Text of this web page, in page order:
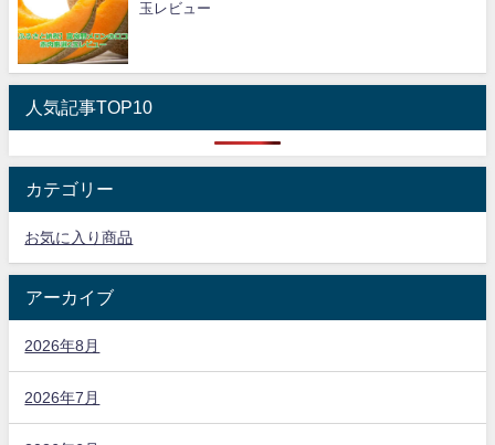
玉レビュー
人気記事TOP10
カテゴリー
お気に入り商品
アーカイブ
2026年8月
2026年7月